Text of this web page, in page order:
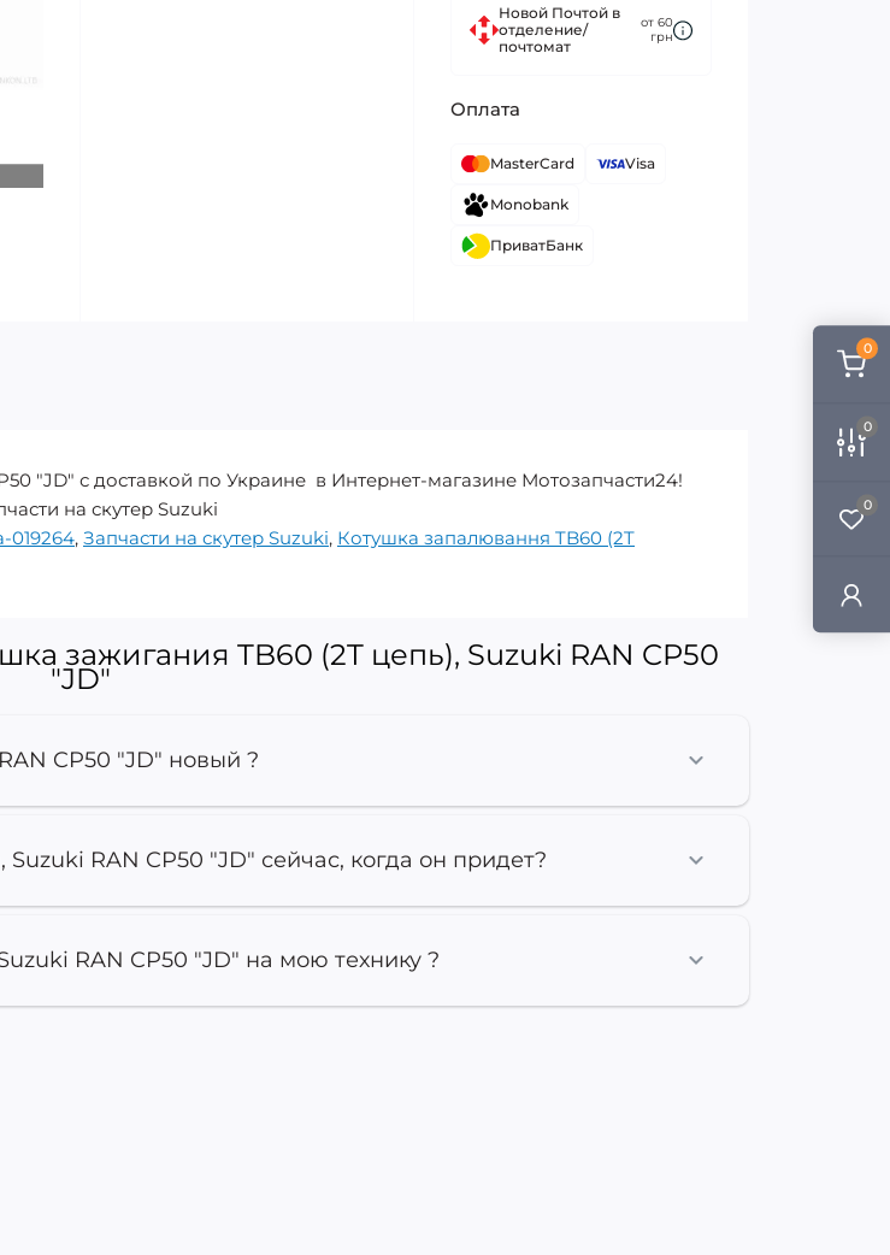
0
0
0
Новой Почтой в
отделение/
почтомат
от 60
грн
Оплата
MasterCard Visa
Monobank
ПриватБанк
"JD" с доставкой по Украине в Интернет-магазине Мотозапчасти24!
на скутер Suzuki
019264, Запчасти на скутер Suzuki, Котушка запалювання TB60 (2T
зажигания TB60 (2T цепь), Suzuki RAN CP50
"JD"
CP50 "JD" новый ?
RAN CP50 "JD" сейчас, когда он придет?
RAN CP50 "JD" на мою технику ?